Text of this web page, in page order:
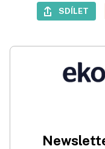
SDÍLET